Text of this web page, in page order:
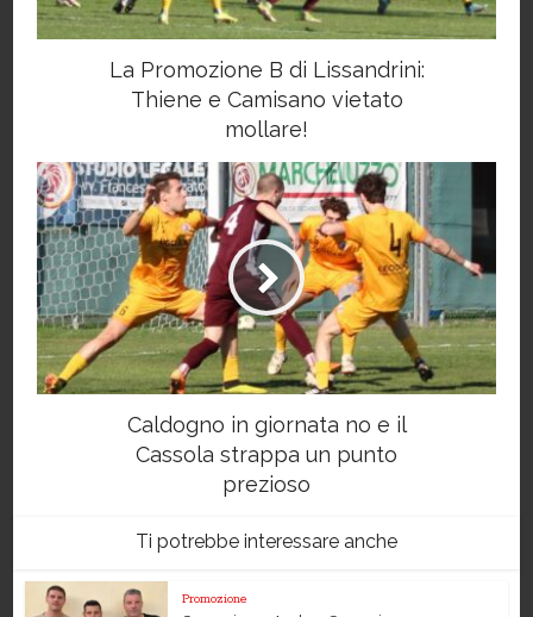
La Promozione B di Lissandrini:
Thiene e Camisano vietato
mollare!
Caldogno in giornata no e il
Cassola strappa un punto
prezioso
Ti potrebbe interessare anche
Promozione